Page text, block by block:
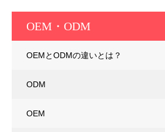
OEM・ODM
OEMとODMの違いとは？
ODM
OEM